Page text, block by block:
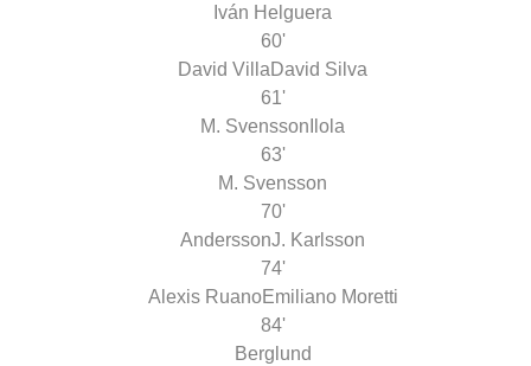
Iván Helguera
60'
David VillaDavid Silva
61'
M. Svensson Ilola
63'
M. Svensson
70'
AnderssonJ. Karlsson
74'
Alexis RuanoEmiliano Moretti
84'
Berglund